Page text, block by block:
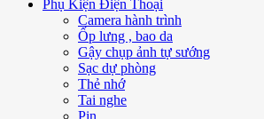
Phụ Kiện Điện Thoại
Camera hành trình
Ốp lưng , bao da
Gậy chụp ảnh tự sướng
Sạc dự phòng
Thẻ nhớ
Tai nghe
Pin